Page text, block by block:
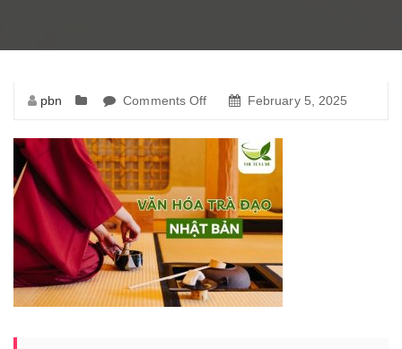
pbn Comments Off
hoa-
tra-
dao-
nhat-
ban
February 5, 2025